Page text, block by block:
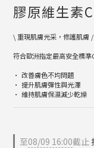
膠原維生素
\ 重現肌膚光采，修護肌膚 /
符合歐洲指定最高安全標準
• 改善膚色不均問題
• 提升肌膚彈性與光澤
• 維持肌膚保濕減少乾燥
至08/09 16:00截止